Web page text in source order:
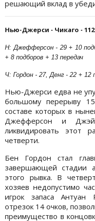
решающий вклад в
Нью-Джерси - Чикаго -
Н: Джефферсон - 29 + 10
+ 8 подборов + 13 передач
Ч: Гордон - 27, Денг - 22 + 12
Нью-Джерси едва не
большому перерыву
составе которых в
Джефферсон и
ликвидировать этот
четверти.
Бен Гордон стал
завершающей стадии
этого рывка. В
хозяев недопустимо
игрок запаса
отрезок 14 очков,
преимущество в